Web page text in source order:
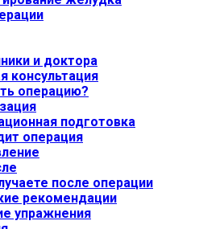
и доктора
консультация
операцию?
подготовка
операция
после операции
рекомендации
упражнения